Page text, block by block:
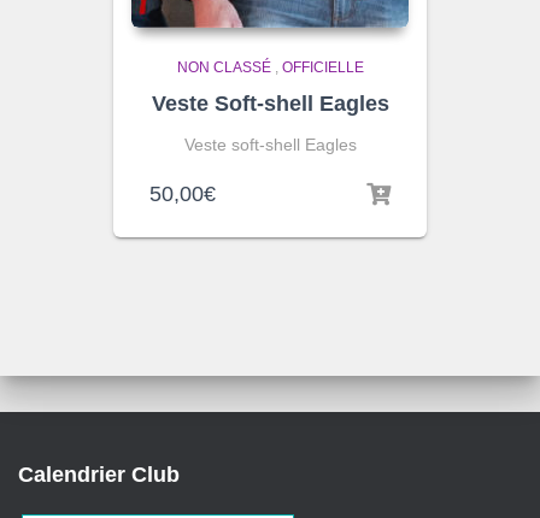
NON CLASSÉ, OFFICIELLE
Veste Soft-shell Eagles
Veste soft-shell Eagles
50,00€
Calendrier Club